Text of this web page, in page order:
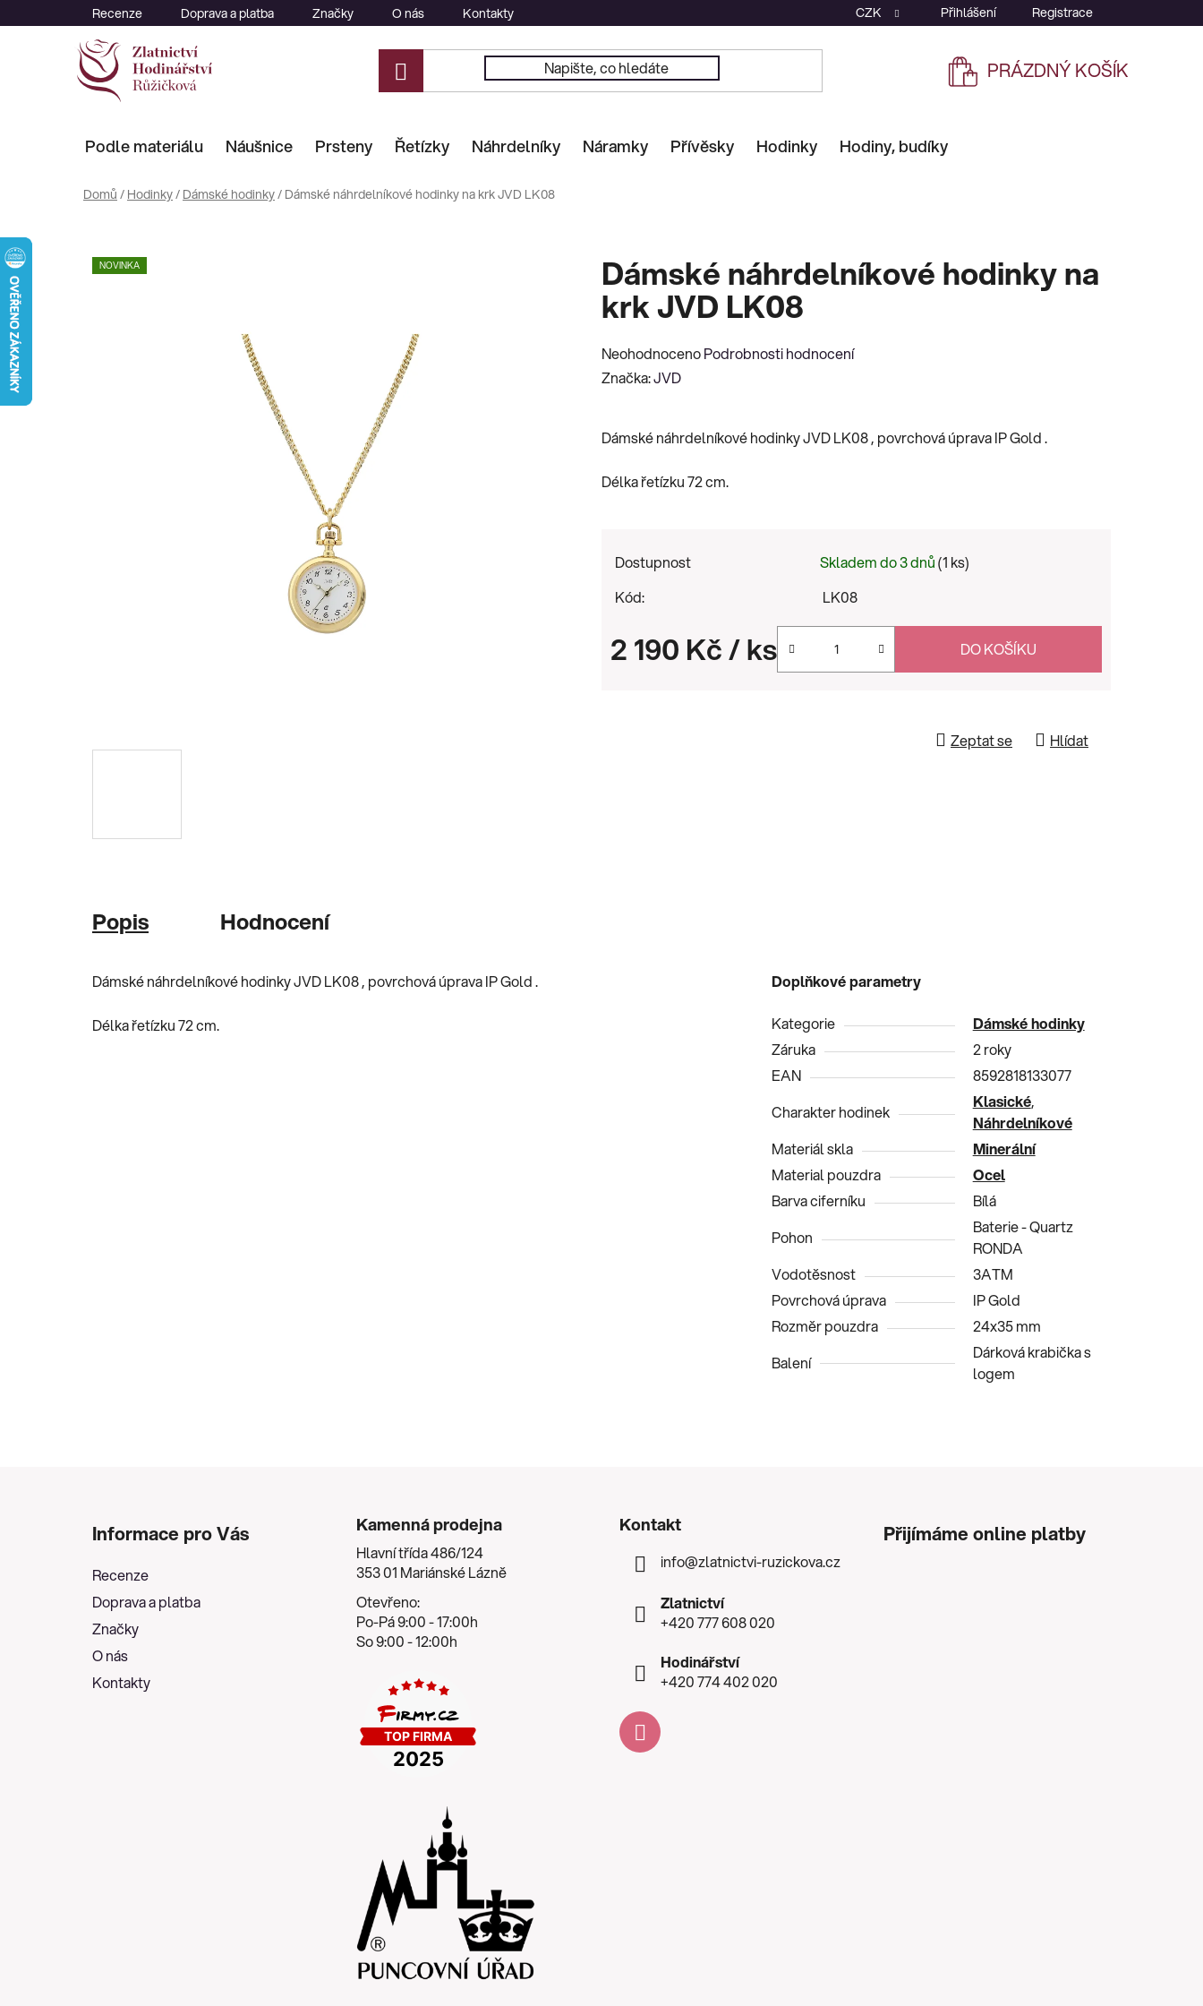
na
Recenze Doprava a platba Značky O nás Kontakty CZK Přihlášení Registrace
NÁKUPNÍ
PRÁZDNÝ KOŠÍK
Podle materiálu Náušnice Prsteny Řetízky Náhrdelníky Náramky Přívěsky Hodinky Hodiny, budíky
Domů / Hodinky/ Dámské hodinky/ Dámské náhrdelníkové hodinky na krk JVD LK08
Dámské náhrdelníkové hodinky na
krk JVD LK08
Průměrné
hodnocení
0,0
z
NeohodnocenoPodrobnosti hodnocení
Značka:JVD
Dámské náhrdelníkové hodinky JVD LK08 , povrchová úprava IP Gold .
Délka řetízku 72 cm.
Dostupnost Skladem do 3 dnů(1 ks)
Kód:
LK08
2 190 Kč/ ks DO KOŠÍKU
Zeptat se Hlídat
NOVINKA
Popis Hodnocení
Dámské náhrdelníkové hodinky JVD LK08 , povrchová úprava IP Gold .
Délka řetízku 72 cm.
Doplňkové parametry
Kategorie
Dámské hodinky
Záruka
2 roky
EAN
8592818133077
Charakter hodinek
Klasické,
Náhrdelníkové
Materiál skla
Minerální
Material pouzdra
Ocel
Barva ciferníku
Bílá
Pohon
Baterie - Quartz
RONDA
Vodotěsnost
3ATM
Povrchová úprava
IP Gold
Rozměr pouzdra
24x35 mm
Balení
Dárková krabička s
logem
Informace pro Vás
Recenze
Doprava a platba
Značky
O nás
Kontakty
Kamenná prodejna
Hlavní třída 486/124
353 01 Mariánské Lázně
Otevřeno:
Po-Pá 9:00 - 17:00h
So 9:00 - 12:00h
Kontakt
info@zlatnictvi-ruzickova.cz
Zlatnictví
+420 777 608 020
Hodinářství
+420 774 402 020
Přijímáme online platby